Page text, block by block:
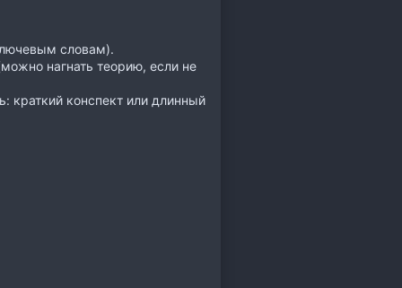
словам).
нагнать теорию, если не
краткий конспект или длинный